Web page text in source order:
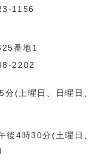
1156
番地1
2202
(土曜日、日曜日、
4時30分(土曜日、